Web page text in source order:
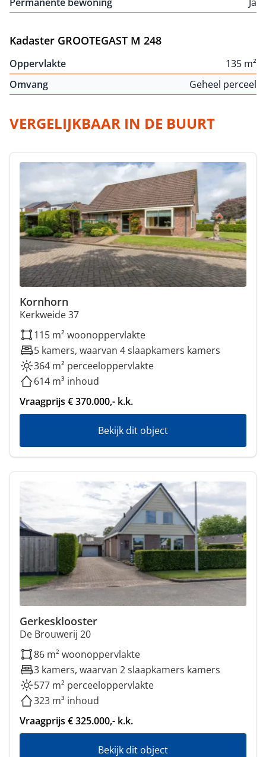
Kadaster GROOTEGAST M 248
Oppervlakte
135 m²
Omvang
Geheel perceel
VERGELIJKBAAR IN DE BUURT
Kornhorn
Kerkweide 37
115 m² woonoppervlakte
5 kamers, waarvan 4 slaapkamers kamers
364 m² perceeloppervlakte
614 m³ inhoud
Vraagprijs € 370.000,- k.k.
Bekijk dit object
Gerkesklooster
De Brouwerij 20
86 m² woonoppervlakte
3 kamers, waarvan 2 slaapkamers kamers
577 m² perceeloppervlakte
323 m³ inhoud
Vraagprijs € 325.000,- k.k.
Bekijk dit object